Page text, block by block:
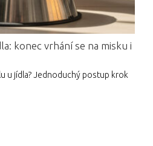
konec vrhání se na misku i
u jídla? Jednoduchý postup krok